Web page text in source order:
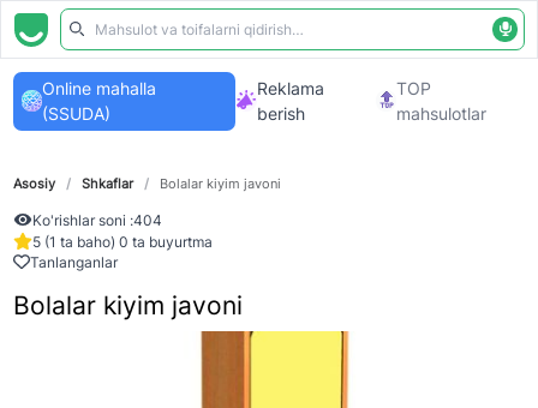
Online mahalla
(SSUDA)
Reklama
berish
TOP
mahsulotlar
Asosiy / Shkaflar / Bolalar kiyim javoni
Ko'rishlar soni :404
5 (1 ta baho) 0 ta buyurtma
Tanlanganlar
Bolalar kiyim javoni